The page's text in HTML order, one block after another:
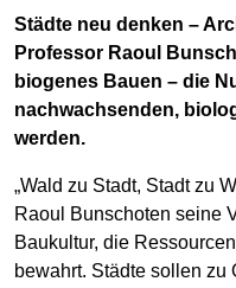
Städte neu denken –
Professor Raoul
biogenes Bauen – die
nachwachsenden,
werden.
„Wald zu Stadt, Stadt zu
Raoul Bunschoten seine
Baukultur, die
bewahrt. Städte sollen zu